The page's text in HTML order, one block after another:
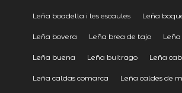
Leña boadella i les escaules Leña
Leña bovera Leña brea de tajo
Leña buena Leña buitrago Leña
Leña caldas comarca Leña caldes de